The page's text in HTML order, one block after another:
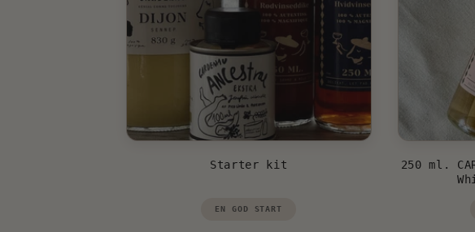
Starter kit
EN GOD START
250 ml.